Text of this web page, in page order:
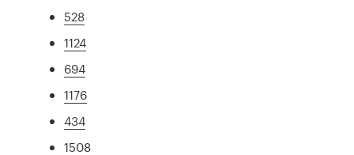
528
1124
694
1176
434
1508